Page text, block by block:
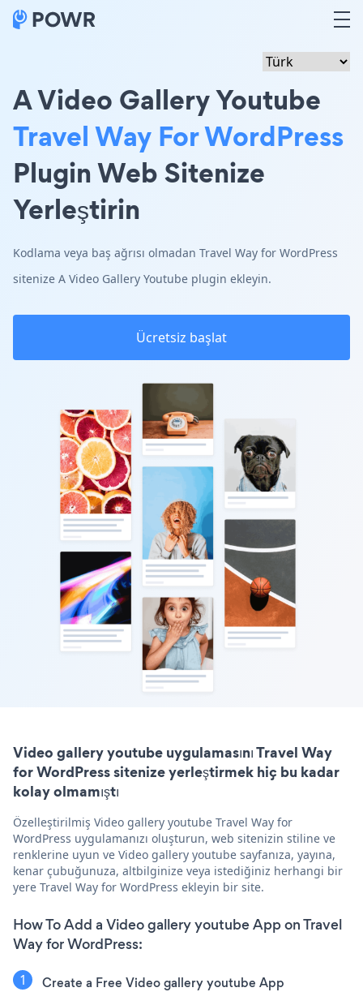
A Video Gallery Youtube
Travel Way For WordPress
Plugin Web Sitenize
Yerleştirin
Kodlama veya baş ağrısı olmadan Travel Way for WordPress
sitenize A Video Gallery Youtube plugin ekleyin.
Ücretsiz başlat
Video gallery youtube uygulamasını Travel Way
for WordPress sitenize yerleştirmek hiç bu kadar
kolay olmamıştı
Özelleştirilmiş Video gallery youtube Travel Way for
WordPress uygulamanızı oluşturun, web sitenizin stiline ve
renklerine uyun ve Video gallery youtube sayfanıza, yayına,
kenar çubuğunuza, altbilginize veya istediğiniz herhangi bir
yere Travel Way for WordPress ekleyin bir site.
How To Add a Video gallery youtube App on Travel
Way for WordPress:
Create a Free Video gallery youtube App